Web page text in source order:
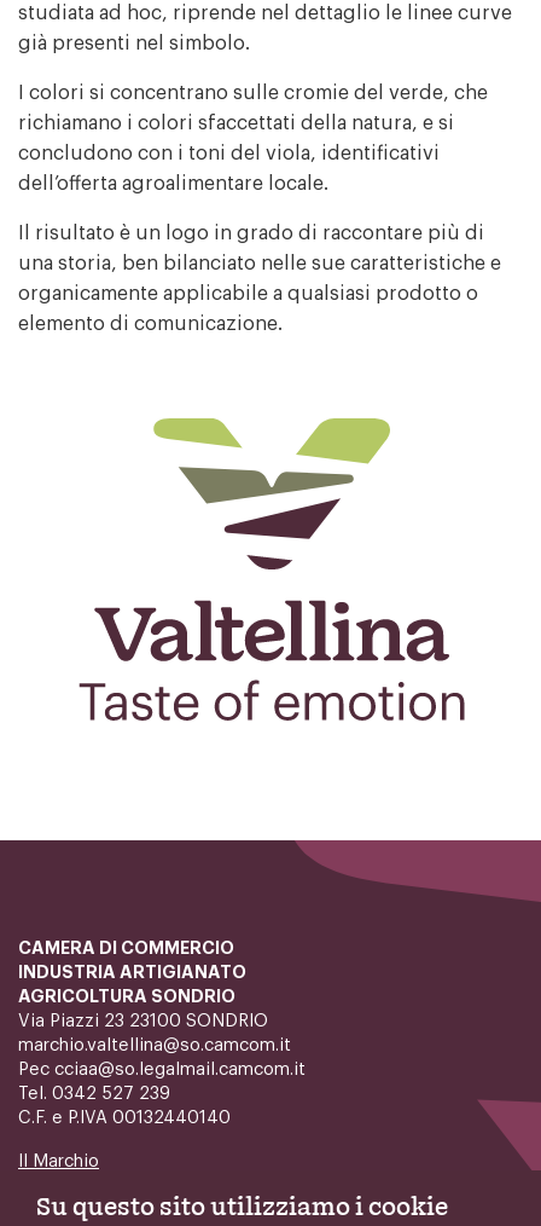
studiata ad hoc, riprende nel dettaglio le linee curve
già presenti nel simbolo.
I colori si concentrano sulle cromie del verde, che
richiamano i colori sfaccettati della natura, e si
concludono con i toni del viola, identificativi
dell’offerta agroalimentare locale.
Il risultato è un logo in grado di raccontare più di
una storia, ben bilanciato nelle sue caratteristiche e
organicamente applicabile a qualsiasi prodotto o
elemento di comunicazione.
CAMERA DI COMMERCIO
INDUSTRIA ARTIGIANATO
AGRICOLTURA SONDRIO
Via Piazzi 23 23100 SONDRIO
marchio.valtellina@so.camcom.it
Pec cciaa@so.legalmail.camcom.it
Tel. 0342 527 239
C.F. e P.IVA 00132440140
Il Marchio
Come si usa
Su questo sito utilizziamo i cookie